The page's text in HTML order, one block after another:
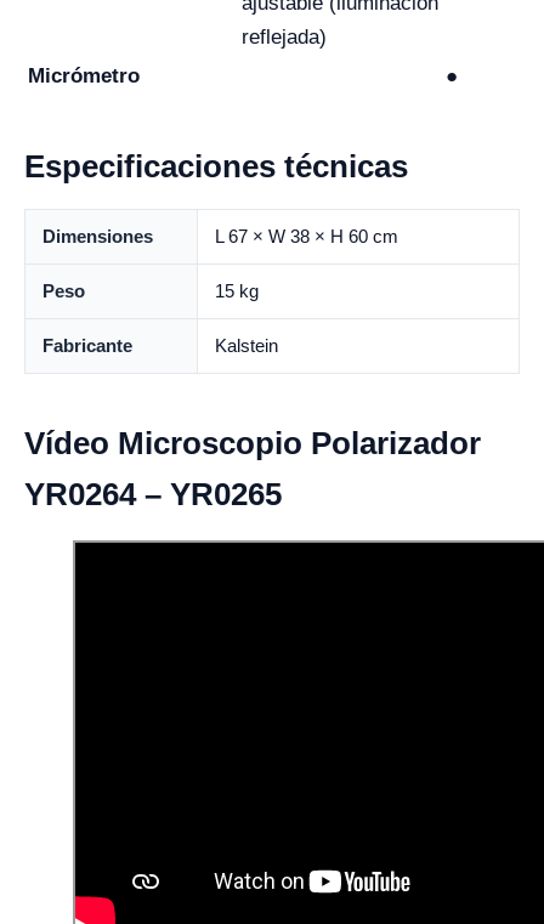
reflejada)
Micrómetro
●
Especificaciones técnicas
Dimensiones L 67 × W 38 × H 60 cm
Peso 15 kg
Fabricante Kalstein
Vídeo Microscopio Polarizador
YR0264 – YR0265